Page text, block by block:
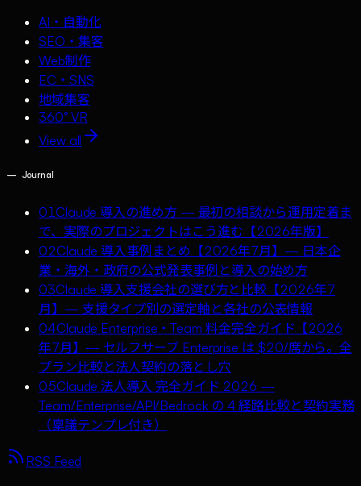
AI・自動化
SEO・集客
Web制作
EC・SNS
地域集客
360° VR
View all
— Journal
01 Claude 導入の進め方 — 最初の相談から運用定着ま
で、実際のプロジェクトはこう進む【2026年版】
02Claude 導入事例まとめ【2026年7月】— 日本企
業・海外・政府の公式発表事例と導入の始め方
03Claude 導入支援会社の選び方と比較【2026年7
月】— 支援タイプ別の選定軸と各社の公表情報
04Claude Enterprise・Team 料金完全ガイド【2026
年7月】— セルフサーブ Enterprise は $20/席から。全
プラン比較と法人契約の落とし穴
05Claude 法人導入 完全ガイド 2026 —
Team/Enterprise/API/Bedrock の 4 経路比較と契約実務
（稟議テンプレ付き）
RSS Feed